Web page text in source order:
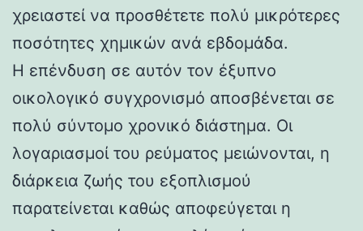
χρειαστεί να προσθέτετε πολύ μικρότερες
ποσότητες χημικών ανά εβδομάδα.
Η επένδυση σε αυτόν τον έξυπνο
οικολογικό συγχρονισμό αποσβένεται σε
πολύ σύντομο χρονικό διάστημα. Οι
λογαριασμοί του ρεύματος μειώνονται, η
διάρκεια ζωής του εξοπλισμού
παρατείνεται καθώς αποφεύγεται η